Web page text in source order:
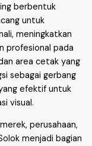
berbentuk
untuk
meningkatkan
profesional pada
area cetak yang
sebagai gerbang
efektif untuk
visual.
perusahaan,
menjadi bagian